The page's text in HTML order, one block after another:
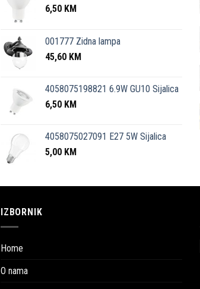
6,50 KM
001777 Zidna lampa
45,60 KM
4058075198821 6.9W GU10 Sijalica
6,50 KM
4058075027091 E27 5W Sijalica
5,00 KM
IZBORNIK
Home
O nama